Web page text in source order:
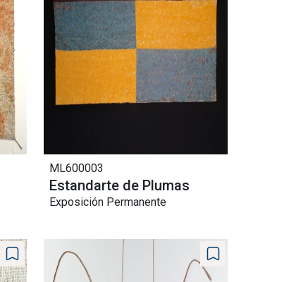
ML600003
Estandarte de Plumas
Exposición Permanente